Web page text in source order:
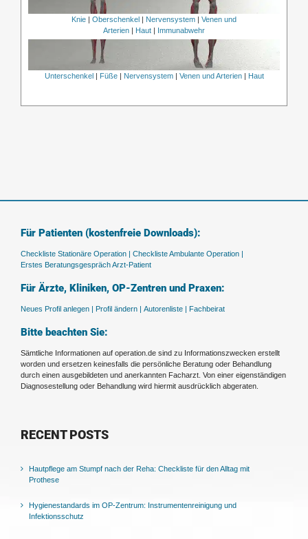
Knie Oberschenkel Nervensystem
Venen und
Arterien
Haut Immunabwehr
Unterschenkel Füße| Nervensystem| Venen und Arterien| Haut
Für Patienten (kostenfreie Downloads):
Checkliste Stationäre Operation | Checkliste Ambulante Operation |
Erstes Beratungsgespräch Arzt-Patient
Für Ärzte, Kliniken, OP-Zentren und Praxen:
Neues Profil anlegen | Profil ändern | Autorenliste | Fachbeirat
Bitte beachten Sie:
Sämtliche Informationen auf operation.de sind zu Informationszwecken erstellt
worden und ersetzen keinesfalls die persönliche Beratung oder Behandlung
durch einen ausgebildeten und anerkannten Facharzt. Von einer eigenständigen
Diagnosestellung oder Behandlung wird hiermit ausdrücklich abgeraten.
RECENT POSTS
Hautpflege am Stumpf nach der Reha: Checkliste für den Alltag mit
Prothese
Hygienestandards im OP-Zentrum: Instrumentenreinigung und
Infektionsschutz